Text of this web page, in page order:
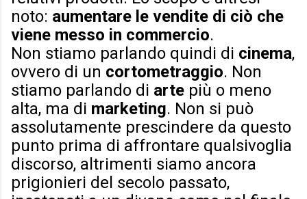
noto: aumentare le vendite di ciò che
viene messo in commercio.
Non stiamo parlando quindi di cinema,
ovvero di un cortometraggio. Non
stiamo parlando di arte più o meno
alta, ma di marketing. Non si può
assolutamente prescindere da questo
punto prima di affrontare qualsivoglia
discorso, altrimenti siamo ancora
prigionieri del secolo passato,